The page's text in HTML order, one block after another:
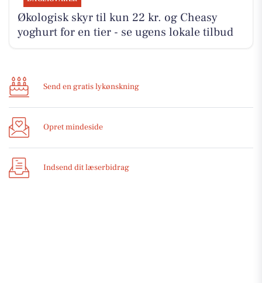
Økologisk skyr til kun 22 kr. og Cheasy
yoghurt for en tier - se ugens lokale tilbud
Send en gratis lykønskning
Opret mindeside
Indsend dit læserbidrag